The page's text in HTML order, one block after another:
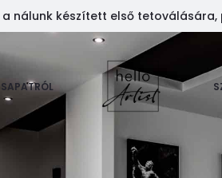
a nálunk készített első